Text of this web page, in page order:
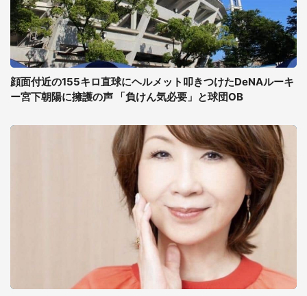
顔面付近の155キロ直球にヘルメット叩きつけたDeNAルーキ
ー宮下朝陽に擁護の声 「負けん気必要」と球団OB